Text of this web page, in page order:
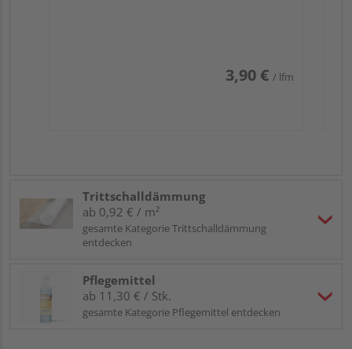
3,90 € / lfm
Trittschalldämmung
ab 0,92 € / m²
gesamte Kategorie Trittschalldämmung
entdecken
Pflegemittel
ab 11,30 € / Stk.
gesamte Kategorie Pflegemittel entdecken